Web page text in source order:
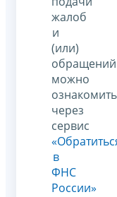
жалоб
и
(или)
обращений
можно
через
сервис
в
ФНС
России»